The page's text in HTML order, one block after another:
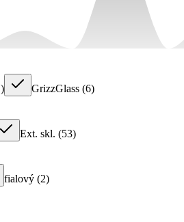
) GrizzGlass (6)
Ext. skl. (53)
fialový (2)